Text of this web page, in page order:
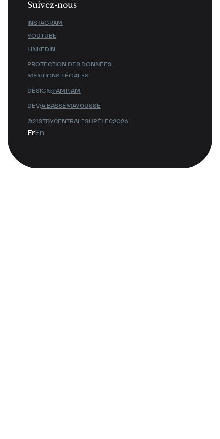
Suivez-nous
INSTAGRAM
YOUTUBE
LINKEDIN
FrEn
©21STBYCENTRALESUPÉLEC2026
DESIGN:PAMP.AM
DEV:A.BASSEMAYOUSSE
PROTECTION DES DONNÉES
MENTIONS LÉGALES